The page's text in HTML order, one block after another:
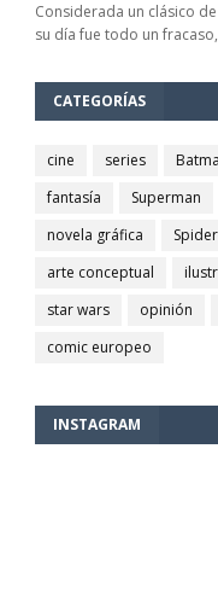
Considerada un clásico
su día fue todo un
CATEGORÍAS
cine series
fantasía
Superman
novela gráfica
arte conceptual
star wars
opinión
comic europeo
INSTAGRAM